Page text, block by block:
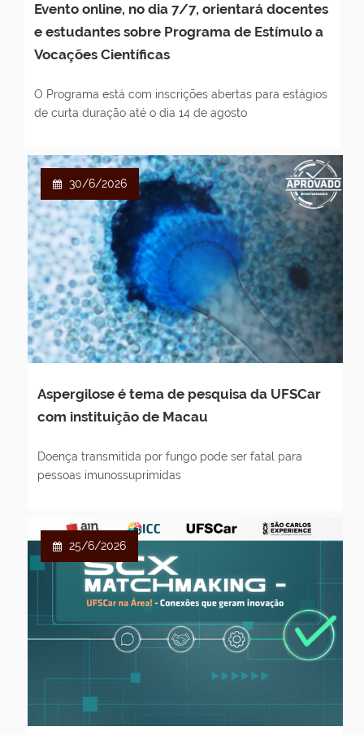
Evento online, no dia 7/7, orientará docentes
e estudantes sobre Programa de Estímulo a
Vocações Científicas
O Programa está com inscrições abertas para estágios
de curta duração até o dia 14 de agosto
30/6/2026
Aspergilose é tema de pesquisa da UFSCar
com instituição de Macau
Doença transmitida por fungo pode ser fatal para
pessoas imunossuprimidas
25/6/2026